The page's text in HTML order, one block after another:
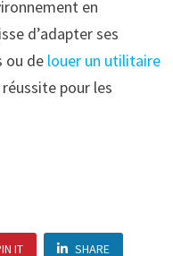
en
d’adapter ses
ou de louer un utilitaire
pour les
IT SHARE